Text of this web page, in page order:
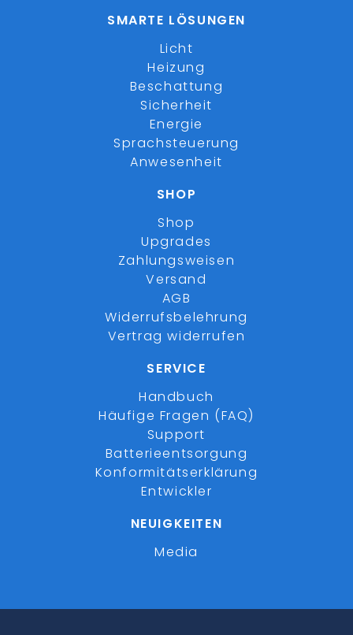
SMARTE LÖSUNGEN
Licht
Heizung
Beschattung
Sicherheit
Energie
Sprachsteuerung
Anwesenheit
SHOP
Shop
Upgrades
Zahlungsweisen
Versand
AGB
Widerrufsbelehrung
Vertrag widerrufen
SERVICE
Handbuch
Häufige Fragen (FAQ)
Support
Batterieentsorgung
Konformitätserklärung
Entwickler
NEUIGKEITEN
Media